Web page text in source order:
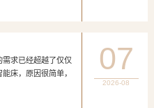
已经超越了仅仅
床，原因很简单，
07
2026-08